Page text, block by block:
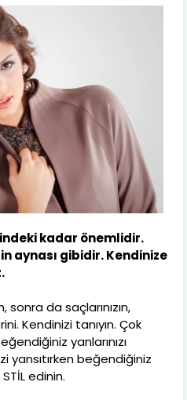
kadar önemlidir.
aynası gibidir. Kendinize
da saçlarınızın,
Kendinizi tanıyın. Çok
yanlarınızı
yansıtırken beğendiğiniz
edinin.